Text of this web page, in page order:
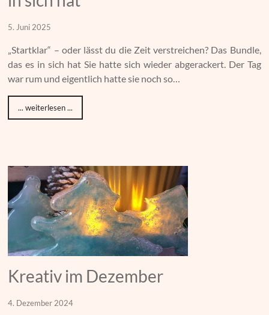
5. Juni 2025
„Startklar“ – oder lässt du die Zeit verstreichen? Das Bundle,
das es in sich hat Sie hatte sich wieder abgerackert. Der Tag
war rum und eigentlich hatte sie noch so…
... weiterlesen ...
Kreativ im Dezember
4. Dezember 2024